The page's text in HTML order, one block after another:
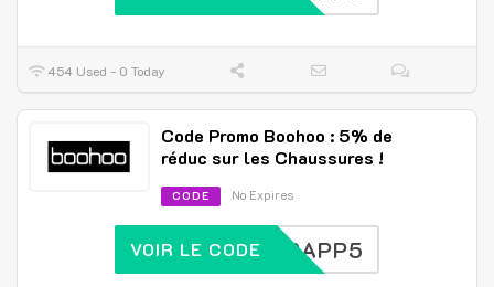
454 Used - 0 Today
Code Promo Boohoo : 5% de
réduc sur les Chaussures !
CODE No Expires
FRAPP5
VOIR LE CODE